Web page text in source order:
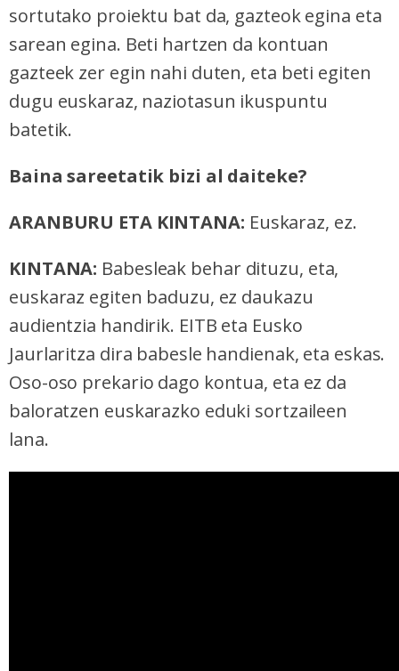
sortutako proiektu bat da, gazteok egina eta
sarean egina. Beti hartzen da kontuan
gazteek zer egin nahi duten, eta beti egiten
dugu euskaraz, naziotasun ikuspuntu
batetik.
Baina sareetatik bizi al daiteke?
ARANBURU ETA KINTANA: Euskaraz, ez.
KINTANA: Babesleak behar dituzu, eta,
euskaraz egiten baduzu, ez daukazu
audientzia handirik. EITB eta Eusko
Jaurlaritza dira babesle handienak, eta eskas.
Oso-oso prekario dago kontua, eta ez da
baloratzen euskarazko eduki sortzaileen
lana.